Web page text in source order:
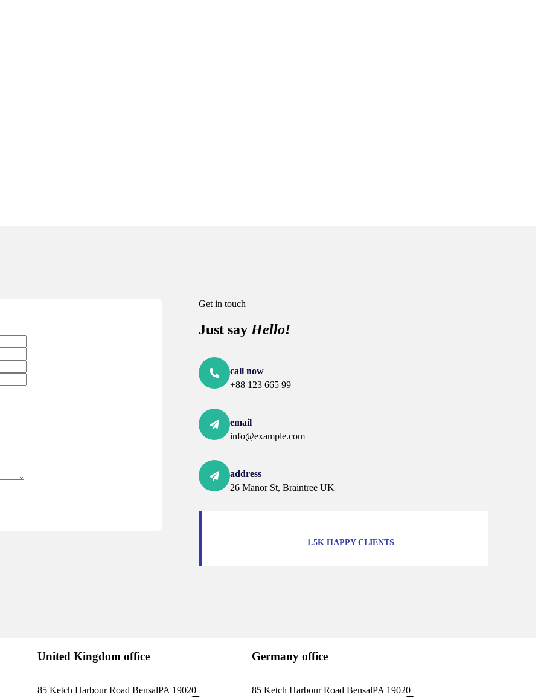
Get in touch
Just say Hello!
call now
+88 123 665 99
email
info@example.com
address
26 Manor St, Braintree UK
1.5K HAPPY CLIENTS
United Kingdom office
85 Ketch Harbour Road BensalPA 19020
Germany office
85 Ketch Harbour Road BensalPA 19020